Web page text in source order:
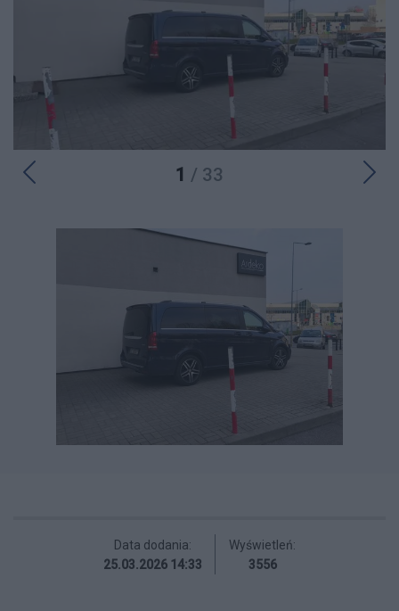
1 / 33
Data dodania:
25.03.2026 14:33
Wyświetleń:
3556